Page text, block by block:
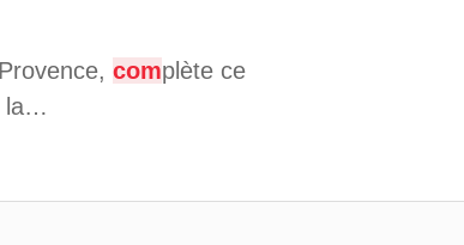
complète ce
la…